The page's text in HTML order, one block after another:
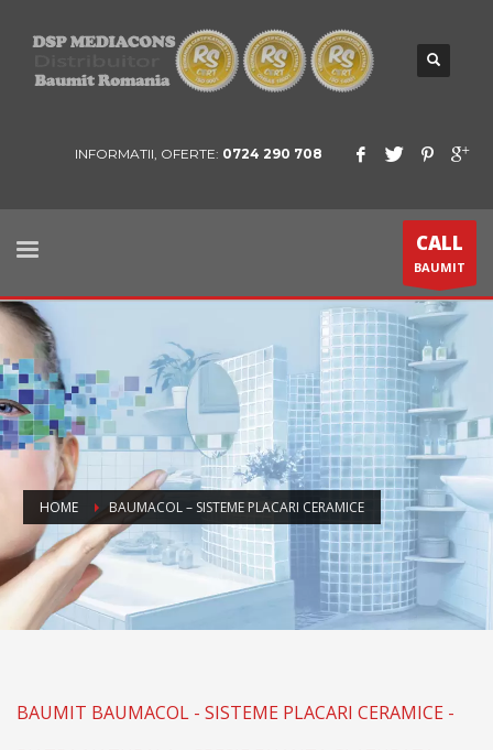
INFORMATII, OFERTE: 0724 290 708
CALL
BAUMIT
HOME BAUMACOL – SISTEME PLACARI CERAMICE
BAUMIT BAUMACOL - SISTEME PLACARI CERAMICE -